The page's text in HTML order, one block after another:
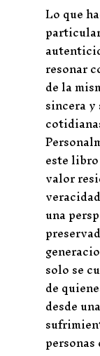
Lo que
resonar
de la
sincera
este
valor
una
solo se
de
desde